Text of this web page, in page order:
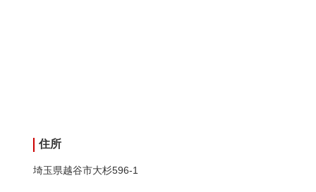
住所
埼玉県越谷市大杉596-1